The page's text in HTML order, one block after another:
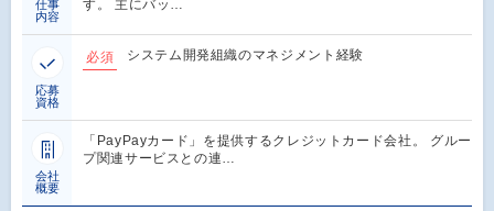
仕事
内容
す。 主にバッ…
応募
資格
必須 システム開発組織のマネジメント経験
会社
概要
「PayPayカード」を提供するクレジットカード会社。 グルー
プ関連サービスとの連…